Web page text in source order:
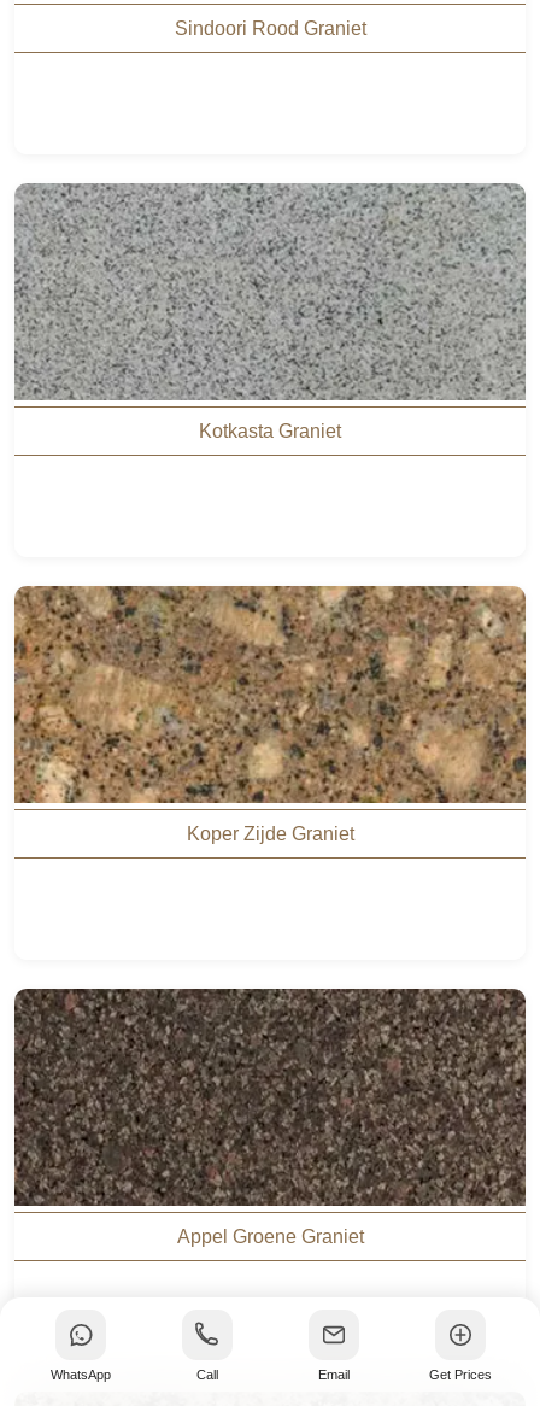
Sindoori Rood Graniet
Kotkasta Graniet
Koper Zijde Graniet
Appel Groene Graniet
WhatsApp Call Email Get Prices